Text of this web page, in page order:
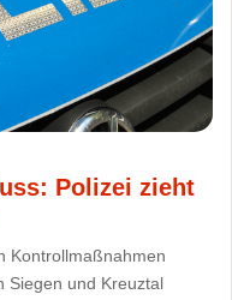
Polizei zieht
Kontrollmaßnahmen
Siegen und Kreuztal